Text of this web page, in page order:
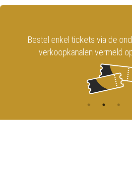
Bestel enkel tickets via de
verkoopkanalen vermeld